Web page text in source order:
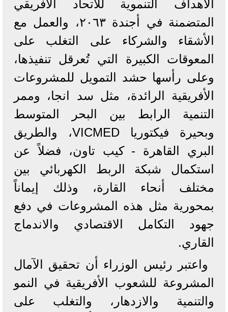
الأهداف التنموية للاتحاد الأفريقي
المتضمنة في أجندة ٢٠٦٣، والعمل مع
الأشقاء والشركاء على التغلب على
المعوقات الكبيرة التي تُعرقل تنفيذها،
وعلى رأسها حشد التمويل للمشروعات
الأفريقية الرائدة، مثل سد انجا، وممر
التنمية الرابط بين البحر المتوسط
وبحيرة فيكتوريا VICMED، والطريق
البري القاهرة - كيب تاون، فضلاً عن
استكمال شبكة الربط الكهربائي بين
مختلف أنحاء القارة، وذلك إيماناً
بمحورية مثل هذه المشروعات في دفع
جهود التكامل الاقتصادي والاندماج
القاري.
واعتبر رئيس الوزراء أن تحقيق الآمال
المشروعة للشعوب الأفريقية في النمو
والتنمية والازدهار، والتغلب على